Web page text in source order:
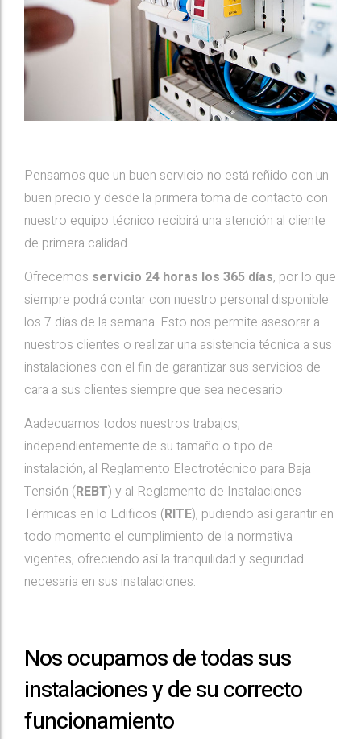
Pensamos que un buen servicio no está reñido con un
buen precio y desde la primera toma de contacto con
nuestro equipo técnico recibirá una atención al cliente
de primera calidad.
Ofrecemos servicio 24 horas los 365 días, por lo que
siempre podrá contar con nuestro personal disponible
los 7 días de la semana. Esto nos permite asesorar a
nuestros clientes o realizar una asistencia técnica a sus
instalaciones con el fin de garantizar sus servicios de
cara a sus clientes siempre que sea necesario.
Aadecuamos todos nuestros trabajos,
independientemente de su tamaño o tipo de
instalación, al Reglamento Electrotécnico para Baja
Tensión (REBT) y al Reglamento de Instalaciones
Térmicas en lo Edificos (RITE), pudiendo así garantir en
todo momento el cumplimiento de la normativa
vigentes, ofreciendo así la tranquilidad y seguridad
necesaria en sus instalaciones.
Nos ocupamos de todas sus
instalaciones y de su correcto
funcionamiento